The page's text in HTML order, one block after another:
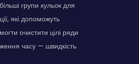
групи кульок для
які допоможуть
очистити цілі ряди
часу — швидкість